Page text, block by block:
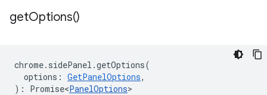
getOptions()
chrome. sidePanel .getOptions(
options : GetPanelOptions,
) : Promise<PanelOptions>